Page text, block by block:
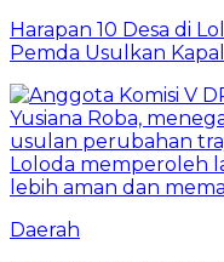
Harapan 10 Desa di
Pemda Usulkan
Daerah